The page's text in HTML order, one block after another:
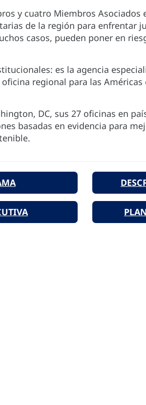
y cuatro Miembros
de la región para enfrentar
casos, pueden poner en
es la agencia
regional para las
DC, sus 27 oficinas en
basadas en evidencia para